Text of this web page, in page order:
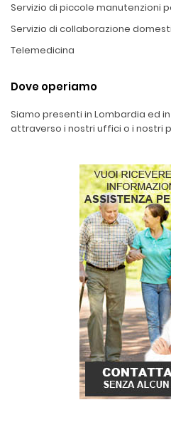
Servizio di piccole manutenzioni
Servizio di collaborazione
Telemedicina
Dove operiamo
Siamo presenti in Lombardia ed
attraverso i nostri uffici o i nostri